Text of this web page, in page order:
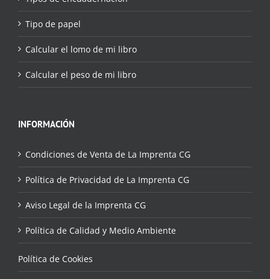
Tipo de papel
Calcular el lomo de mi libro
Calcular el peso de mi libro
INFORMACIÓN
Condiciones de Venta de La Imprenta CG
Política de Privacidad de La Imprenta CG
Aviso Legal de la Imprenta CG
Política de Calidad y Medio Ambiente
Política de Cookies